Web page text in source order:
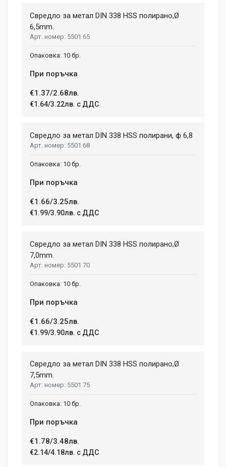
Свредло за метал DIN 338 HSS полирано,Ø
6,5mm.
5501 65
10 бр.
При поръчка
€1.37/2.68лв.
€1.64/3.22лв. с ДДС
Свредло за метал DIN 338 HSS полирани, ф 6,8
5501 68
10 бр.
При поръчка
€1.66/3.25лв.
€1.99/3.90лв. с ДДС
Свредло за метал DIN 338 HSS полирано,Ø
7,0mm.
5501 70
10 бр.
При поръчка
€1.66/3.25лв.
€1.99/3.90лв. с ДДС
Свредло за метал DIN 338 HSS полирано,Ø
7,5mm.
5501 75
10 бр.
При поръчка
€1.78/3.48лв.
€2.14/4.18лв. с ДДС